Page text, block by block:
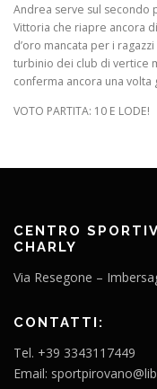
Andrea serve sul secondo
Vittoria che riapre ancora
d’oro mancata per i
turbinio dei club di vertice
conferma ancora una volta
VOTO PARTITA: 10 E LODE!
CENTRO
CHARLY
Via Resegone –
CONTATTI:
Tel. +39 3343117449
Email: